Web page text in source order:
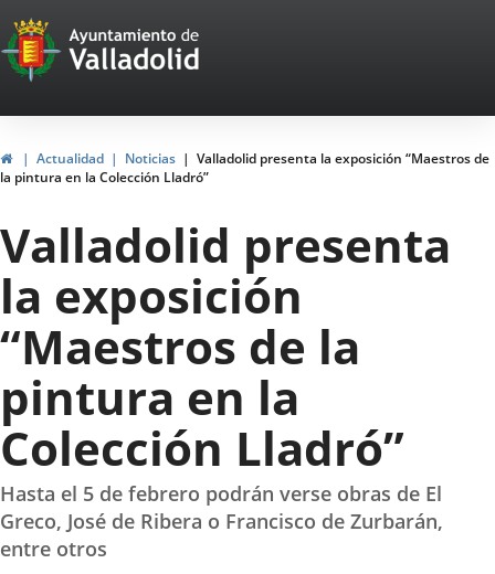
Portal
Web
del
Ayuntamiento
de
Valladolid
HomeActualidad Noticias
Valladolid presenta la exposición “Maestros de
la pintura en la Colección Lladró”
Valladolid presenta
la exposición
“Maestros de la
pintura en la
Colección Lladró”
Hasta el 5 de febrero podrán verse obras de El
Greco, José de Ribera o Francisco de Zurbarán,
entre otros